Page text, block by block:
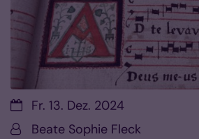
Datum:Fr. 13. Dez. 2024
Von:Beate Sophie Fleck